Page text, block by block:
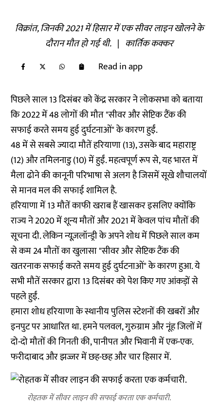
विक्रांत, जिनकी 2021 में हिसार में एक सीवर लाइन खोलने के
दौरान मौत हो गई थी. | कार्तिक कक्कर
Read in app
पिछले साल 13 दिसंबर को केंद्र सरकार नेलोकसभा को बताया
कि 2022 में 48 लोगों की मौत "सीवर और सेप्टिक टैंक की
सफाई करते समय हुई दुर्घटनाओं" के कारण हुईं.
48 में से सबसे ज्यादा मौतें हरियाणा (13), उसके बाद महाराष्ट्र
(12) और तमिलनाडु (10) में हुईं. महत्वपूर्ण रूप से, यह भारत में
मैला ढोने की कानूनी परिभाषा से अलग है जिसमें सूखे शौचालयों
से मानव मल की सफाई शामिल है.
हरियाणा में 13 मौतें काफी खराब हैं खासकर इसलिए क्योंकि
राज्य ने 2020 में शून्य मौतों और 2021 में केवल पांच मौतों की
सूचना दी. लेकिन न्यूज़लॉन्ड्री के अपने शोध में पिछले साल कम
से कम 24 मौतों का खुलासा "सीवर और सेप्टिक टैंक की
खतरनाक सफाई करते समय हुई दुर्घटनाओं" के कारण हुआ. ये
सभी मौतें सरकार द्वारा 13 दिसंबर को पेश किए गए आंकड़ों से
पहले हुईं.
हमारा शोध हरियाणा के स्थानीय पुलिस स्टेशनों की खबरों और
इनपुट पर आधारित था. हमने पलवल, गुरुग्राम और नूंह जिलों में
दो-दो मौतों की गिनती की, पानीपत और भिवानी में एक-एक.
फरीदाबाद और झज्जर में छह-छह और चार हिसार में.
रोहतक में सीवर लाइन की सफाई करता एक कर्मचारी.